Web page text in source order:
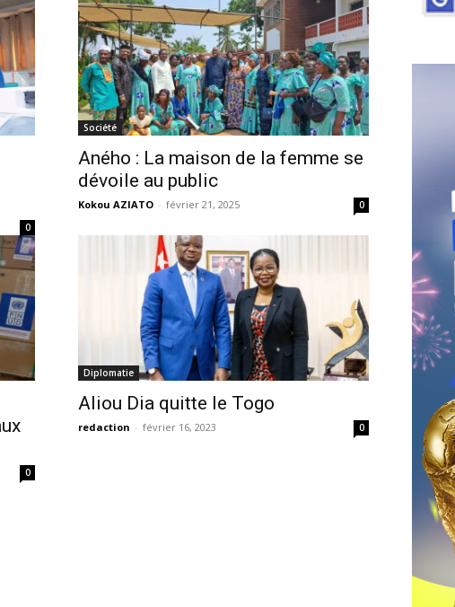
0
Société
Aného : La maison de la femme se
dévoile au public
Kokou AZIATO - février 21, 2025 0
0
Diplomatie
Aliou Dia quitte le Togo
redaction - février 16, 2023 0